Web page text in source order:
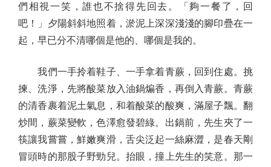
們相視一笑，誰也不捨得先回去。「夠一餐了，回
吧！」夕陽斜斜地照着，淤泥上深深淺淺的腳印疊在一
起，早已分不清哪個是他的、哪個是我的。
我們一手拎着鞋子、一手拿着青蕨，回到住處。挑
揀、洗淨，先將酸菜放入油鍋煸香，再倒入青蕨。青蕨
的清香裹着泥土氣息，和着酸菜的酸爽，滿屋子飄。翻
炒間，蕨菜變軟，色澤愈發碧綠。出鍋前，先生夾了一
筷讓我嘗嘗，鮮嫩爽滑，舌尖泛起一絲麻澀，是春天剛
冒頭時的那股子野勁兒。抬眼，撞上先生的笑意。那一